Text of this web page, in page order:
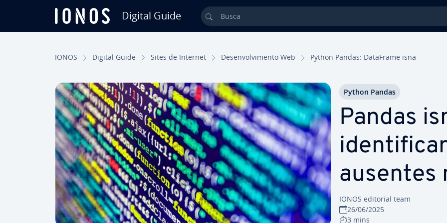
Digital Guide Busca
IONOS Digital Guide Sites de Internet De­sen­vol­vi­mento Web Python Pandas: DataFrame isna
Pandas
ausentes
IONOS editorial team
26/06/2025
3 mins
Python Pandas